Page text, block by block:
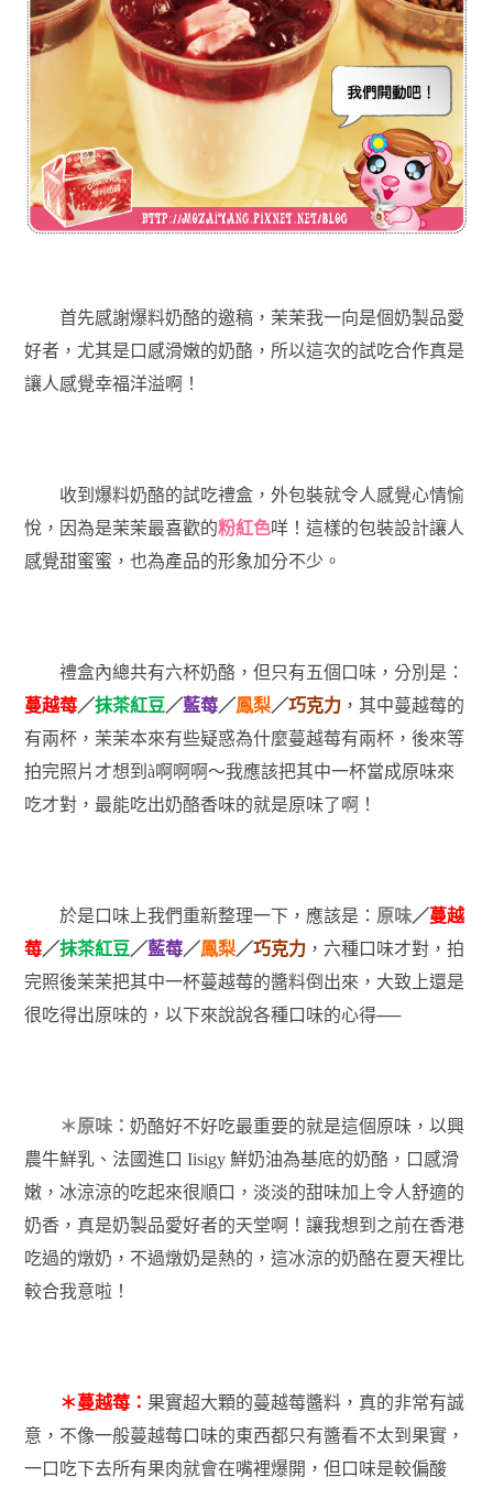
首先感謝爆料奶酪的邀稿，茉茉我一向是個奶製品愛
好者，尤其是口感滑嫩的奶酪，所以這次的試吃合作真是
讓人感覺幸福洋溢啊！
收到爆料奶酪的試吃禮盒，外包裝就令人感覺心情愉
悅，因為是茉茉最喜歡的粉紅色咩！這樣的包裝設計讓人
感覺甜蜜蜜，也為產品的形象加分不少。
禮盒內總共有六杯奶酪，但只有五個口味，分別是：
蔓越莓／抹茶紅豆／藍莓／鳳梨／巧克力，其中蔓越莓的
有兩杯，茉茉本來有些疑惑為什麼蔓越莓有兩杯，後來等
拍完照片才想到à啊啊啊～我應該把其中一杯當成原味來
吃才對，最能吃出奶酪香味的就是原味了啊！
於是口味上我們重新整理一下，應該是： 原味／蔓越
莓／抹茶紅豆／藍莓／鳳梨／巧克力，六種口味才對，拍
完照後茉茉把其中一杯蔓越莓的醬料倒出來，大致上還是
很吃得出原味的，以下來說說各種口味的心得──
＊原味： 奶酪好不好吃最重要的就是這個原味，以興
農牛鮮乳、法國進口 Iisigy 鮮奶油為基底的奶酪，口感滑
嫩，冰涼涼的吃起來很順口，淡淡的甜味加上令人舒適的
奶香，真是奶製品愛好者的天堂啊！讓我想到之前在香港
吃過的燉奶，不過燉奶是熱的，這冰涼的奶酪在夏天裡比
較合我意啦！
＊蔓越莓： 果實超大顆的蔓越莓醬料，真的非常有誠
意，不像一般蔓越莓口味的東西都只有醬看不太到果實，
一口吃下去所有果肉就會在嘴裡爆開，但口味是較偏酸